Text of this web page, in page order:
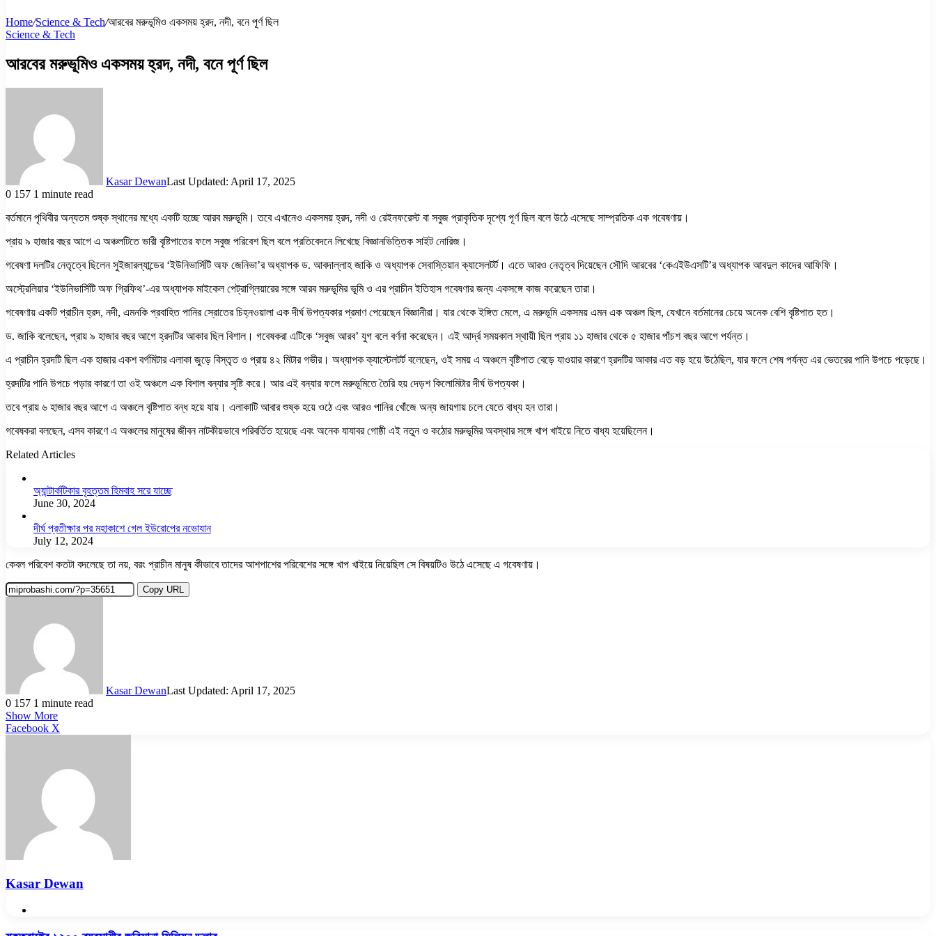
Home/Science & Tech/আরবের মরুভূমিও একসময় হ্রদ, নদী, বনে পূর্ণ ছিল
Science & Tech
আরবের মরুভূমিও একসময় হ্রদ, নদী, বনে পূর্ণ ছিল
Kasar DewanLast Updated: April 17, 2025
0 157 1 minute read
বর্তমানে পৃথিবীর অন্যতম শুষ্ক স্থানের মধ্যে একটি হচ্ছে আরব মরুভূমি। তবে এখানেও একসময় হ্রদ, নদী ও রেইনফরেস্ট বা সবুজ প্রাকৃতিক দৃশ্যে পূর্ণ ছিল বলে উঠে এসেছে সাম্প্রতিক এক গবেষণায়।
প্রায় ৯ হাজার বছর আগে এ অঞ্চলটিতে ভারী বৃষ্টিপাতের ফলে সবুজ পরিবেশ ছিল বলে প্রতিবেদনে লিখেছে বিজ্ঞানভিত্তিক সাইট নোরিজ।
গবেষণা দলটির নেতৃত্বে ছিলেন সুইজারল্যান্ডের ‘ইউনিভার্সিটি অফ জেনিভা’র অধ্যাপক ড. আবদাল্লাহ জাকি ও অধ্যাপক সেবাস্তিয়ান ক্যাসেলটর্ট। এতে আরও নেতৃত্ব দিয়েছেন সৌদি আরবের ‘কেএইউএসটি’র অধ্যাপক আবদুল কাদের আফিফি।
অস্ট্রেলিয়ার ‘ইউনিভার্সিটি অফ গ্রিফিথ’-এর অধ্যাপক মাইকেল পেট্রাগ্লিয়ারের সঙ্গে আরব মরুভূমির ভূমি ও এর প্রাচীন ইতিহাস গবেষণার জন্য একসঙ্গে কাজ করেছেন তারা।
গবেষণায় একটি প্রাচীন হ্রদ, নদী, এমনকি প্রবাহিত পানির স্রোতের চিহ্নওয়ালা এক দীর্ঘ উপত্যকার প্রমাণ পেয়েছেন বিজ্ঞানীরা। যার থেকে ইঙ্গিত মেলে, এ মরুভূমি একসময় এমন এক অঞ্চল ছিল, যেখানে বর্তমানের চেয়ে অনেক বেশি বৃষ্টিপাত হত।
ড. জাকি বলেছেন, প্রায় ৯ হাজার বছর আগে হ্রদটির আকার ছিল বিশাল। গবেষকরা এটিকে ‘সবুজ আরব’ যুগ বলে বর্ণনা করেছেন। এই আর্দ্র সময়কাল স্থায়ী ছিল প্রায় ১১ হাজার থেকে ৫ হাজার পাঁচশ বছর আগে পর্যন্ত।
এ প্রাচীন হ্রদটি ছিল এক হাজার একশ বর্গমিটার এলাকা জুড়ে বিস্তৃত ও প্রায় ৪২ মিটার গভীর। অধ্যাপক ক্যাস্টেলটর্ট বলেছেন, ওই সময় এ অঞ্চলে বৃষ্টিপাত বেড়ে যাওয়ার কারণে হ্রদটির আকার এত বড় হয়ে উঠেছিল, যার ফলে শেষ পর্যন্ত এর ভেতরের পানি উপচে পড়েছে।
হ্রদটির পানি উপচে পড়ার কারণে তা ওই অঞ্চলে এক বিশাল বন্যার সৃষ্টি করে। আর এই বন্যার ফলে মরুভূমিতে তৈরি হয় দেড়শ কিলোমিটার দীর্ঘ উপত্যকা।
তবে প্রায় ৬ হাজার বছর আগে এ অঞ্চলে বৃষ্টিপাত বন্ধ হয়ে যায়। এলাকাটি আবার শুষ্ক হয়ে ওঠে এবং আরও পানির খোঁজে অন্য জায়গায় চলে যেতে বাধ্য হন তারা।
গবেষকরা বলছেন, এসব কারণে এ অঞ্চলের মানুষের জীবন নাটকীয়ভাবে পরিবর্তিত হয়েছে এবং অনেক যাযাবর গোষ্ঠী এই নতুন ও কঠোর মরুভূমির অবস্থার সঙ্গে খাপ খাইয়ে নিতে বাধ্য হয়েছিলেন।
Related Articles
অ্যান্টার্কটিকার বৃহত্তম হিমবাহ সরে যাচ্ছে
June 30, 2024
দীর্ঘ প্রতীক্ষার পর মহাকাশে গেল ইউরোপের নভোযান
July 12, 2024
কেবল পরিবেশ কতটা বদলেছে তা নয়, বরং প্রাচীন মানুষ কীভাবে তাদের আশপাশের পরিবেশের সঙ্গে খাপ খাইয়ে নিয়েছিল সে বিষয়টিও উঠে এসেছে এ গবেষণায়।
Copy URL
Kasar DewanLast Updated: April 17, 2025
0 157 1 minute read
Show More
Facebook X
Kasar Dewan